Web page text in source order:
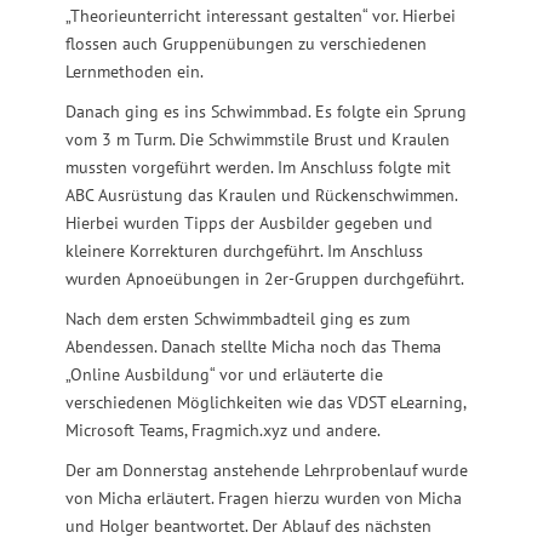
„Theorieunterricht interessant gestalten“ vor. Hierbei
flossen auch Gruppenübungen zu verschiedenen
Lernmethoden ein.
Danach ging es ins Schwimmbad. Es folgte ein Sprung
vom 3 m Turm. Die Schwimmstile Brust und Kraulen
mussten vorgeführt werden. Im Anschluss folgte mit
ABC Ausrüstung das Kraulen und Rückenschwimmen.
Hierbei wurden Tipps der Ausbilder gegeben und
kleinere Korrekturen durchgeführt. Im Anschluss
wurden Apnoeübungen in 2er-Gruppen durchgeführt.
Nach dem ersten Schwimmbadteil ging es zum
Abendessen. Danach stellte Micha noch das Thema
„Online Ausbildung“ vor und erläuterte die
verschiedenen Möglichkeiten wie das VDST eLearning,
Microsoft Teams, Fragmich.xyz und andere.
Der am Donnerstag anstehende Lehrprobenlauf wurde
von Micha erläutert. Fragen hierzu wurden von Micha
und Holger beantwortet. Der Ablauf des nächsten